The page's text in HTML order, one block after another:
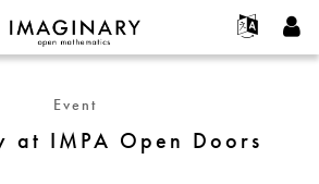
Français
Deutsch
Programme
Galerien
Projekte
Mitmachen
Event
at IMPA Open Doors